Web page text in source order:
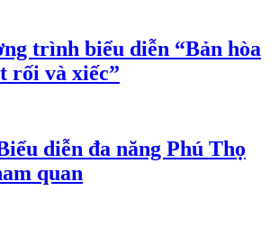
trình biểu diễn “Bản hòa
rối và xiếc”
diễn đa năng Phú Thọ
quan